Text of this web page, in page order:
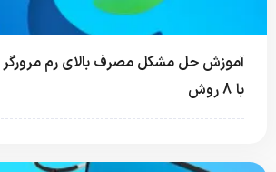
آموزش حل مشکل مصرف بالای رم مرورگر
با 8 روش